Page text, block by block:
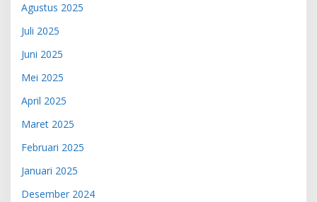
Agustus 2025
Juli 2025
Juni 2025
Mei 2025
April 2025
Maret 2025
Februari 2025
Januari 2025
Desember 2024